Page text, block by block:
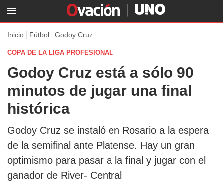
Inicio Fútbol Godoy Cruz
COPA DE LA LIGA PROFESIONAL
Godoy Cruz está a sólo 90
minutos de jugar una final
histórica
Godoy Cruz se instaló en Rosario a la espera
de la semifinal ante Platense. Hay un gran
optimismo para pasar a la final y jugar con el
ganador de River- Central